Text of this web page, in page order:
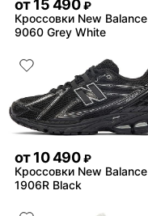
от15 490 ₽
Кроссовки New Balance
9060 Grey White
от10 490 ₽
Кроссовки New Balance
1906R Black